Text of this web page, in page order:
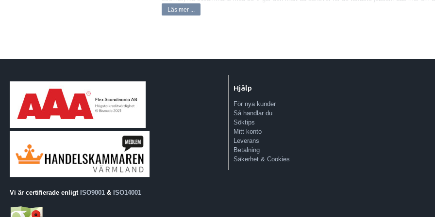
Fyra batteripack gör dock batteriet både stort och tungt vilket medför att de flesta maskiner blir
Läs mer ...
Vi är certifierade enligt ISO9001 & ISO14001
Hjälp
För nya kunder
Så handlar du
Söktips
Mitt konto
Leverans
Betalning
Säkerhet & Cookies